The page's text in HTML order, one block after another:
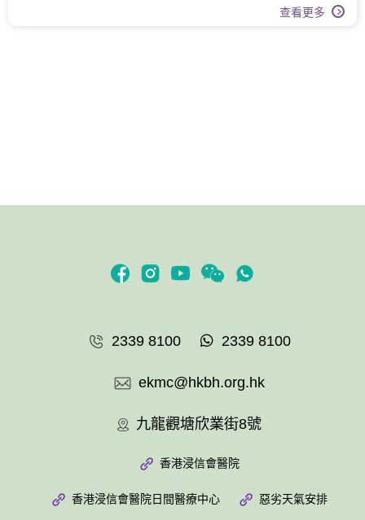
查看更多
2339 8100 2339 8100
ekmc@hkbh.org.hk
九龍觀塘欣業街8號
香港浸信會醫院
香港浸信會醫院日間醫療中心 惡劣天氣安排